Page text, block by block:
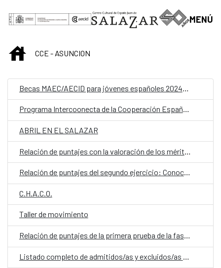
Saltar al contenido principal
MENÚ
INICIOCCE - ASUNCION
Programa Intercoonecta de la Cooperación Española
ABRIL EN EL SALAZAR
Relación de puntajes del segundo ejercicio: Conocimientos específicos del puesto de la fase concurso-oposición
C.H.A.C.O.
Taller de movimiento
Relación de puntajes de la primera prueba de la fase de concurso-oposición para la convocatoria de ingreso de personal fijo en el CCE de Paraguay